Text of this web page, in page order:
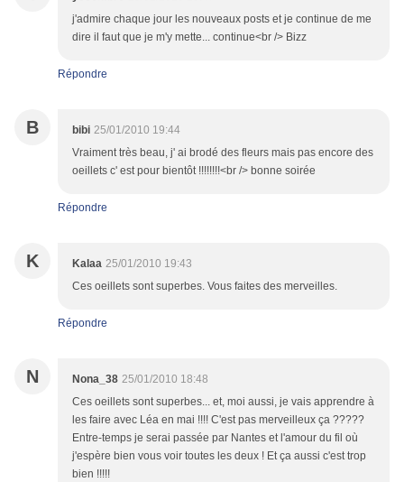
j'admire chaque jour les nouveaux posts et je continue de me
dire il faut que je m'y mette... continue<br /> Bizz
Répondre
B bibi 25/01/2010 19:44
Vraiment très beau, j' ai brodé des fleurs mais pas encore des
oeillets c' est pour bientôt !!!!!!!!<br /> bonne soirée
Répondre
K Kalaa 25/01/2010 19:43
Ces oeillets sont superbes. Vous faites des merveilles.
Répondre
N Nona_38 25/01/2010 18:48
Ces oeillets sont superbes... et, moi aussi, je vais apprendre à
les faire avec Léa en mai !!!! C'est pas merveilleux ça ?????
Entre-temps je serai passée par Nantes et l'amour du fil où
j'espère bien vous voir toutes les deux ! Et ça aussi c'est trop
bien !!!!!